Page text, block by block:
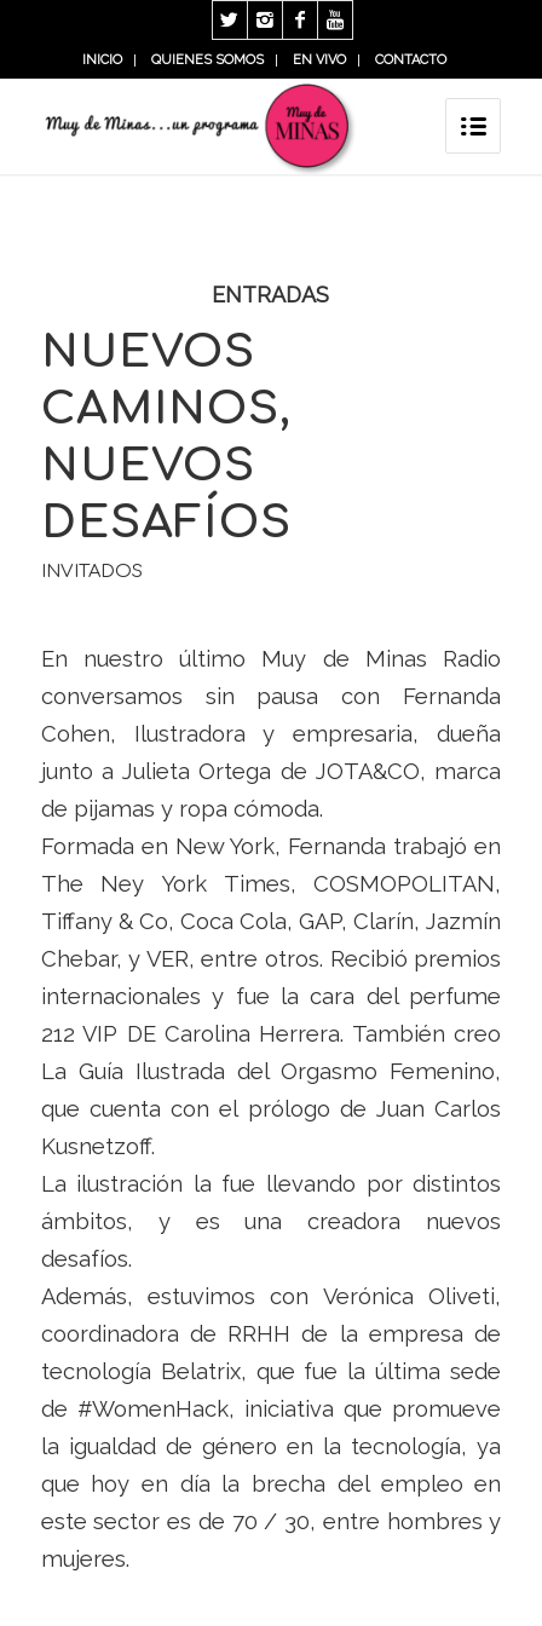
INICIO QUIENES SOMOS EN VIVO CONTACTO
ENTRADAS
NUEVOS
CAMINOS,
NUEVOS
DESAFÍOS
INVITADOS
En nuestro último Muy de Minas Radio
conversamos sin pausa con Fernanda
Cohen, Ilustradora y empresaria, dueña
junto a Julieta Ortega de JOTA&CO, marca
de pijamas y ropa cómoda.
Formada en New York, Fernanda trabajó en
The Ney York Times, COSMOPOLITAN,
Tiffany & Co, Coca Cola, GAP, Clarín, Jazmín
Chebar, y VER, entre otros. Recibió premios
internacionales y fue la cara del perfume
212 VIP DE Carolina Herrera. También creo
La Guía Ilustrada del Orgasmo Femenino,
que cuenta con el prólogo de Juan Carlos
Kusnetzoff.
La ilustración la fue llevando por distintos
ámbitos, y es una creadora nuevos
desafíos.
Además, estuvimos con Verónica Oliveti,
coordinadora de RRHH de la empresa de
tecnología Belatrix, que fue la última sede
de #WomenHack, iniciativa que promueve
la igualdad de género en la tecnología, ya
que hoy en día la brecha del empleo en
este sector es de 70 / 30, entre hombres y
mujeres.